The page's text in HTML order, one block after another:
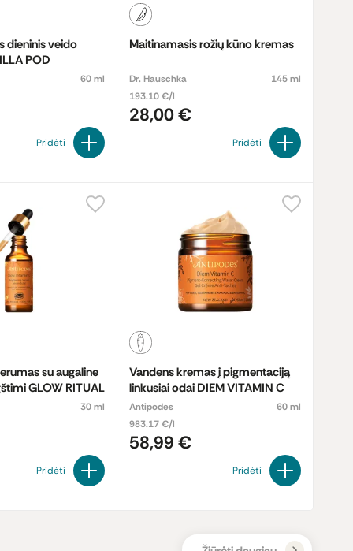
dieninis veido
POD
60 ml
Pridėti
Maitinamasis rožių kūno kremas
Dr. Hauschka
145 ml
193.10 €/l
28,00 €
Pridėti
su augaline
GLOW RITUAL
30 ml
Pridėti
Vandens kremas į pigmentaciją
linkusiai odai DIEM VITAMIN C
Antipodes
60 ml
983.17 €/l
58,99 €
Pridėti